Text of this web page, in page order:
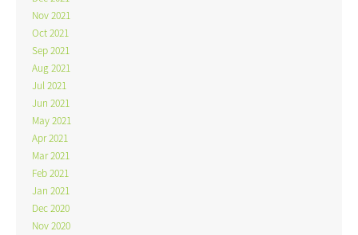
Nov 2021
Oct 2021
Sep 2021
Aug 2021
Jul 2021
Jun 2021
May 2021
Apr 2021
Mar 2021
Feb 2021
Jan 2021
Dec 2020
Nov 2020